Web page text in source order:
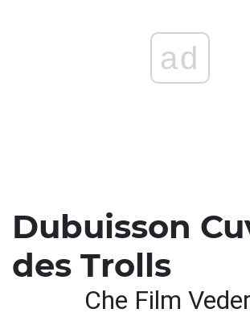
ad
Dubuisson
des Trolls
Che Film